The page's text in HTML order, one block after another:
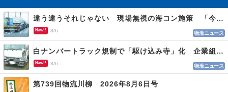
違う違うそれじゃない 現場無視の海コン施策 「今でも平均２～３時間は待つ」
New!! 8/6 物流ニュース
白ナンバートラック規制で「駆け込み寺」化 企業組合が入会基準を見直しへ
New!! 8/6 物流ニュース
第739回物流川柳 2026年8月6日号